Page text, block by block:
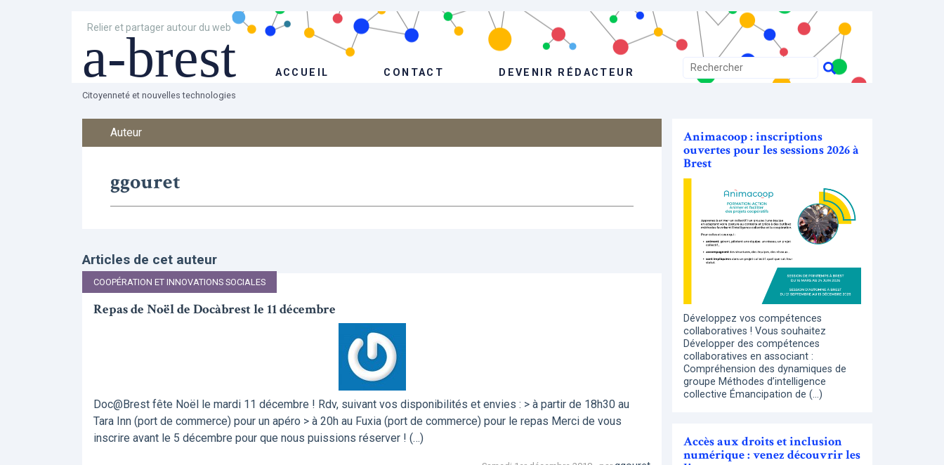
Relier et partager autour du web
a-brest ACCUEIL CONTACT DEVENIR RÉDACTEUR
Citoyenneté et nouvelles technologies
Auteur
ggouret
Articles de cet auteur
COOPÉRATION ET INNOVATIONS SOCIALES
Repas de Noël de Docàbrest le 11 décembre
Doc@Brest fête Noël le mardi 11 décembre ! Rdv, suivant vos disponibilités et envies : > à partir de 18h30 au
Tara Inn (port de commerce) pour un apéro > à 20h au Fuxia (port de commerce) pour le repas Merci de vous
inscrire avant le 5 décembre pour que nous puissions réserver ! (…)
Animacoop : inscriptions
ouvertes pour les sessions 2026 à
Brest
Développez vos compétences
collaboratives ! Vous souhaitez
Développer des compétences
collaboratives en associant :
Compréhension des dynamiques de
groupe Méthodes d’intelligence
collective Émancipation de (…)
Accès aux droits et inclusion
numérique : venez découvrir les